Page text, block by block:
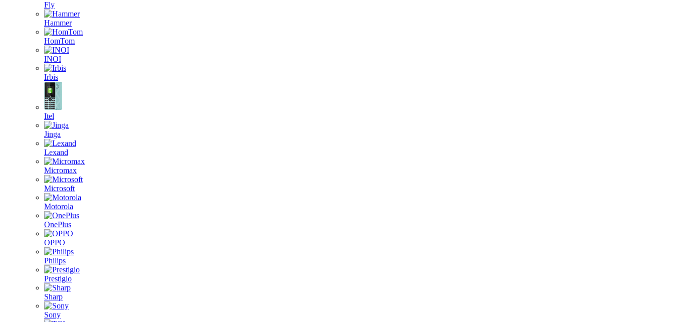
Fly
Hammer
HomTom
INOI
Irbis
Itel
Jinga
Lexand
Micromax
Microsoft
Motorola
OnePlus
OPPO
Philips
Prestigio
Sharp
Sony